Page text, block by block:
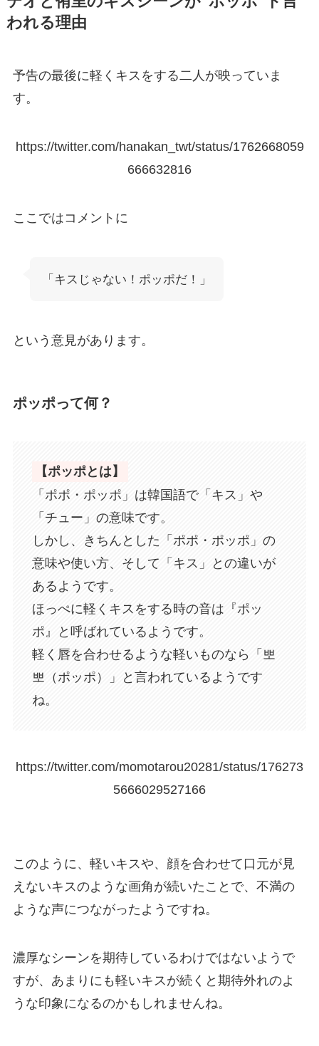
われる理由
予告の最後に軽くキスをする二人が映っていま
す。
https://twitter.com/hanakan_twt/status/1762668059
666632816
ここではコメントに
「キスじゃない！ポッポだ！」
という意見があります。
ポッポって何？
【ポッポとは】
「ポポ・ポッポ」は韓国語で「キス」や
「チュー」の意味です。
しかし、きちんとした「ポポ・ポッポ」の
意味や使い方、そして「キス」との違いが
あるようです。
ほっぺに軽くキスをする時の音は『ポッ
ポ』と呼ばれているようです。
軽く唇を合わせるような軽いものなら「뽀
뽀（ポッポ）」と言われているようです
ね。
https://twitter.com/momotarou20281/status/176273
5666029527166
このように、軽いキスや、顔を合わせて口元が見
えないキスのような画角が続いたことで、不満の
ような声につながったようですね。
濃厚なシーンを期待しているわけではないようで
すが、あまりにも軽いキスが続くと期待外れのよ
うな印象になるのかもしれませんね。